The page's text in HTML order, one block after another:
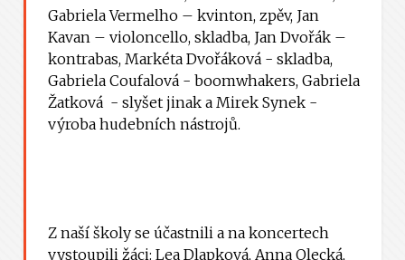
Gabriela Vermelho – kvinton, zpěv, Jan
Kavan – violoncello, skladba, Jan Dvořák –
kontrabas, Markéta Dvořáková - skladba,
Gabriela Coufalová - boomwhakers, Gabriela
Žatková - slyšet jinak a Mirek Synek -
výroba hudebních nástrojů.
Z naší školy se účastnili a na koncertech
vystoupili žáci: Lea Dlapková, Anna Olecká,